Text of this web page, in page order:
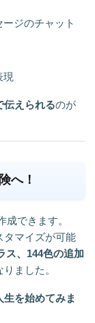
ジのチャット
現
伝えられるのが
へ！
できます。
タマイズが可能
ス、144色の追加
ました。
を始めてみま